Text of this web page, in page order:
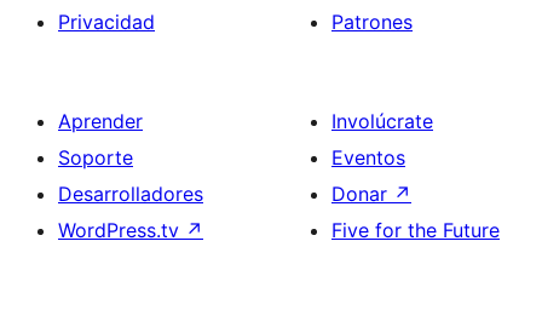
Privacidad
Patrones
Aprender
Soporte
Desarrolladores
WordPress.tv ↗
Involúcrate
Eventos
Donar ↗
Five for the Future